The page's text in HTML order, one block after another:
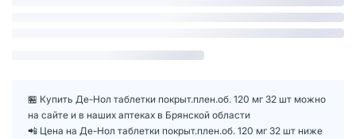
🏪 Купить Де-Нол таблетки покрыт.плен.об. 120 мг 32 шт можно
на сайте и в наших аптеках в Брянской области
📲 Цена на Де-Нол таблетки покрыт.плен.об. 120 мг 32 шт ниже